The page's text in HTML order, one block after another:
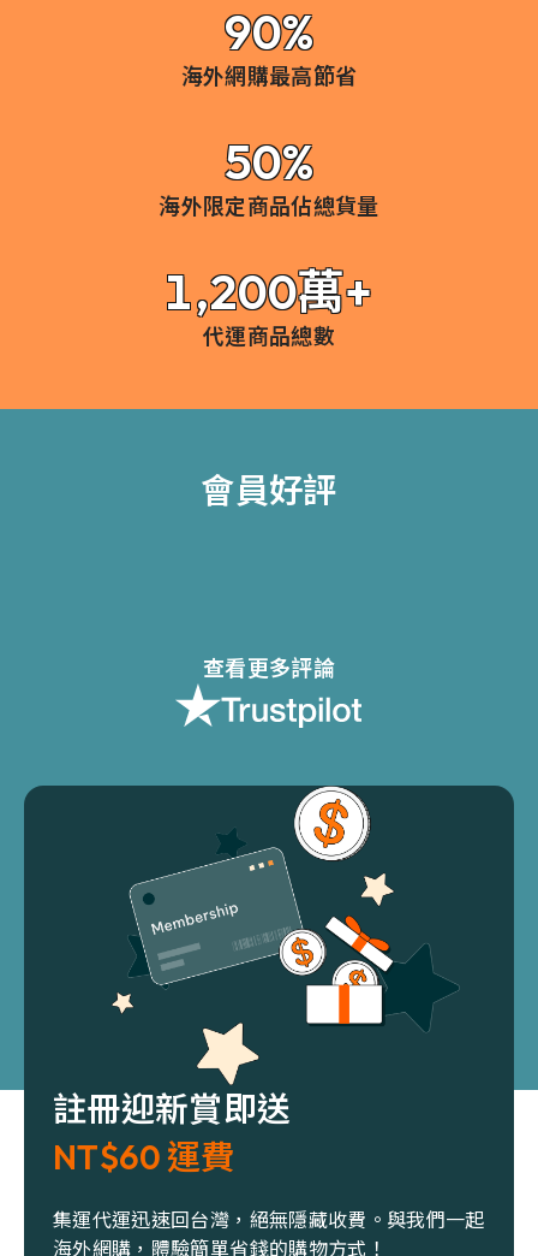
90%
海外網購最高節省
50%
海外限定商品佔總貨量
1,200萬+
代運商品總數
會員好評
查看更多評論
註冊迎新賞即送
NT$60 運費
集運代運迅速回台灣，絕無隱藏收費。與我們一起
海外網購，體驗簡單省錢的購物方式！